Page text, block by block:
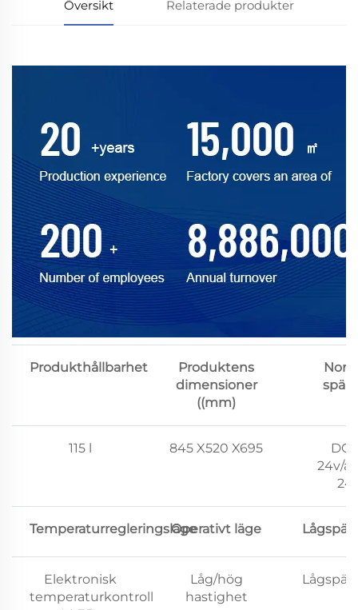
Översikt Relaterade produkter
Produkthållbarhet
Produktens
dimensioner
((mm)
115 l 845 X520 X695
24v/
TemperaturregleringslägeOperativt läge
Elektronisk
temperaturkontroll
Låg/hög
hastighet